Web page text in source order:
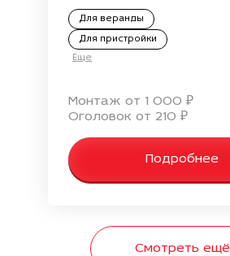
Для веранды
Для пристройки
Еще
Монтаж от 1 000 ₽
Оголовок от 210 ₽
Подробнее
Смотреть ещё